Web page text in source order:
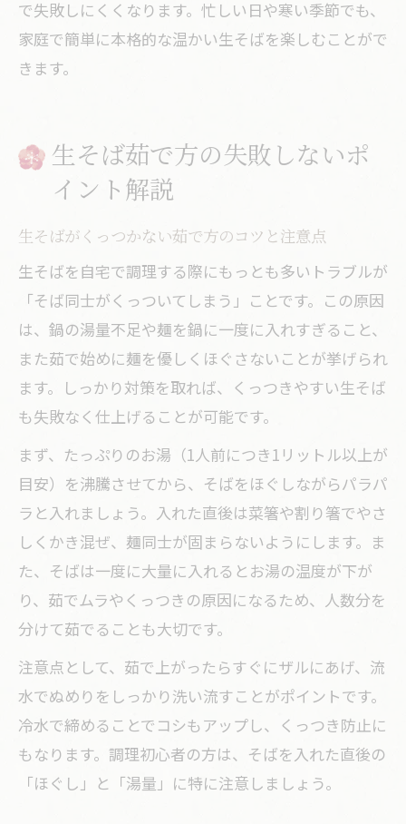
で失敗しにくくなります。忙しい日や寒い季節でも、
家庭で簡単に本格的な温かい生そばを楽しむことがで
きます。
生そば茹で方の失敗しないポ
イント解説
生そばがくっつかない茹で方のコツと注意点
生そばを自宅で調理する際にもっとも多いトラブルが
「そば同士がくっついてしまう」ことです。この原因
は、鍋の湯量不足や麺を鍋に一度に入れすぎること、
また茹で始めに麺を優しくほぐさないことが挙げられ
ます。しっかり対策を取れば、くっつきやすい生そば
も失敗なく仕上げることが可能です。
まず、たっぷりのお湯（1人前につき1リットル以上が
目安）を沸騰させてから、そばをほぐしながらパラパ
ラと入れましょう。入れた直後は菜箸や割り箸でやさ
しくかき混ぜ、麺同士が固まらないようにします。ま
た、そばは一度に大量に入れるとお湯の温度が下が
り、茹でムラやくっつきの原因になるため、人数分を
分けて茹でることも大切です。
注意点として、茹で上がったらすぐにザルにあげ、流
水でぬめりをしっかり洗い流すことがポイントです。
冷水で締めることでコシもアップし、くっつき防止に
もなります。調理初心者の方は、そばを入れた直後の
「ほぐし」と「湯量」に特に注意しましょう。